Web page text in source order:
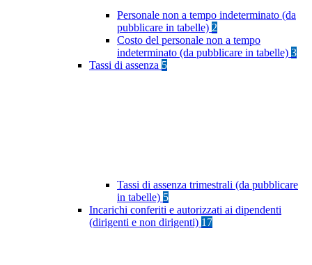
Personale non a tempo indeterminato (da
pubblicare in tabelle) 2
Costo del personale non a tempo
indeterminato (da pubblicare in tabelle) 3
Tassi di assenza 5
Tassi di assenza trimestrali (da pubblicare
in tabelle) 5
Incarichi conferiti e autorizzati ai dipendenti
(dirigenti e non dirigenti) 17